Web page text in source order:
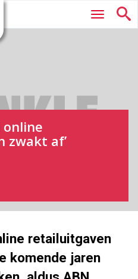
online
zwakt af’
retailuitgaven
komende jaren